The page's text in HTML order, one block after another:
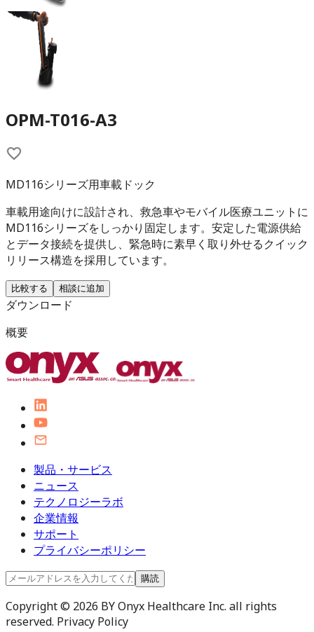
OPM-T016-A3
MD116シリーズ用車載ドック
車載用途向けに設計され、救急車やモバイル医療ユニットに
MD116シリーズをしっかり固定します。安定した電源供給
とデータ接続を提供し、緊急時に素早く取り外せるクイック
リリース構造を採用しています。
比較する 相談に追加
ダウンロード
概要
製品・サービス
ニュース
テクノロジーラボ
企業情報
サポート
プライバシーポリシー
購読
Copyright © 2026 BY Onyx Healthcare Inc. all rights
reserved. Privacy Policy